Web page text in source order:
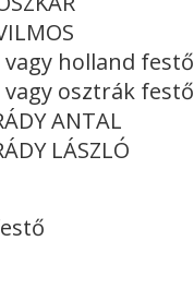
vagy holland festő
vagy osztrák festő
ANTAL
LÁSZLÓ